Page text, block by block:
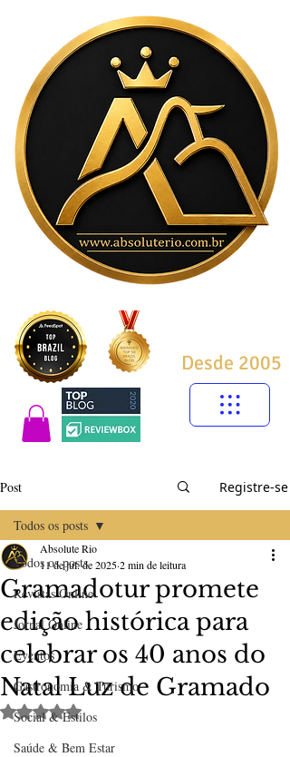
Desde 2005
Post Registre-se
Todos os posts
Revistas Online
Jornal Online
Eventos
Gastronomia & Turismo
Social & Estilos
Saúde & Bem Estar
Todos os posts
Gramadotur promete
edição histórica para
celebrar os 40 anos do
Natal Luz de Gramado
Absolute Rio
11 de jul. de 20252 min de leitura
Avaliado com NaN de 5 estrelas.